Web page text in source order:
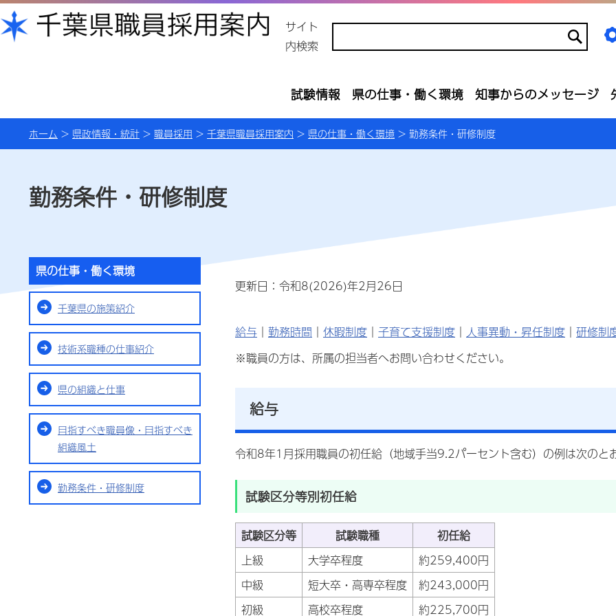
サイト
内検索
試験情報 県の仕事・働く環境 知事からのメッセージ
ホーム > 県政情報・統計 > 職員採用 > 千葉県職員採用案内 > 県の仕事・働く環境 > 勤務条件・研修制度
勤務条件・研修制度
更新日：令和8(2026)年2月26日
給与 ｜ 勤務時間 ｜ 休暇制度 ｜ 子育て支援制度 ｜ 人事異動・昇任制度 ｜ 研修制
※職員の方は、所属の担当者へお問い合わせください。
給与
令和8年1月採用職員の初任給（地域手当9.2パーセント含む）の例は次のと
試験区分等別初任給
試験区分等 試験職種
初任給
上級
大学卒程度
約259,400円
中級
短大卒・高専卒程度
約243,000円
初級
高校卒程度
約225,700円
県の仕事・働く環境
千葉県の施策紹介
技術系職種の仕事紹介
県の組織と仕事
目指すべき職員像・目指すべき
組織風土
勤務条件・研修制度